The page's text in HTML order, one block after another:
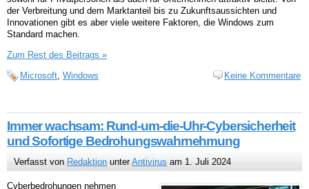
der Verbreitung und dem Marktanteil bis zu Zukunftsaussichten und
Innovationen gibt es aber viele weitere Faktoren, die Windows zum
Standard machen.
Zum Rest des Beitrags »
Microsoft, Windows Keine Kommentare
Immer wachsam: Rund-um-die-Uhr-Cybersicherheit
und Sofortige Bedrohungswahrnehmung
Verfasst von Redaktion unterAntivirus am 1. Juli 2024
Cyberbedrohungen nehmen